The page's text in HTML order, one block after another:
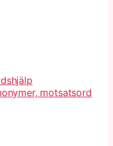
motsatsord